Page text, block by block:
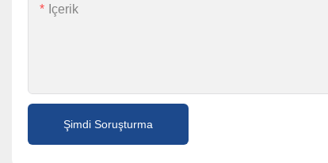
Içerik
Şimdi Soruşturma